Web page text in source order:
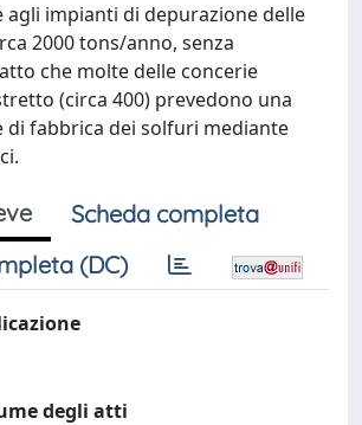
agli impianti di depurazione delle
2000 tons/anno, senza
che molte delle concerie
(circa 400) prevedono una
di fabbrica dei solfuri mediante
Scheda completa
(DC)
degli atti